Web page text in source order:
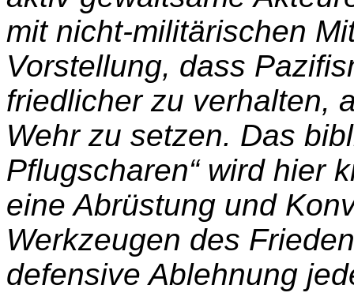
mit nicht-militärischen
Vorstellung, dass
friedlicher zu verhalten,
Wehr zu setzen. Das
Pflugscharen“ wird hier
eine Abrüstung und
Werkzeugen des
defensive Ablehnung